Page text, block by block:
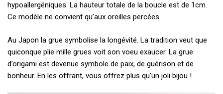
hypoallergéniques. La hauteur totale de la boucle est de 1cm.
Ce modèle ne convient qu’aux oreilles percées.
Au Japon la grue symbolise la longévité. La tradition veut que
quiconque plie mille grues voit son voeu exaucer. La grue
d’origami est devenue symbole de paix, de guérison et de
bonheur. En les offrant, vous offrez plus qu’un joli bijou !